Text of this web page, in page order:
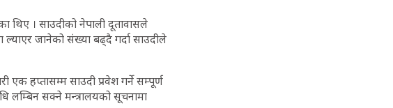
थिए । साउदीको नेपाली दूतावासले
जानेको संख्या बढ्दै गर्दा साउदीले
एक हप्तासम्म साउदी प्रवेश गर्ने सम्पूर्ण
लम्बिन सक्ने मन्त्रालयको सूचनामा